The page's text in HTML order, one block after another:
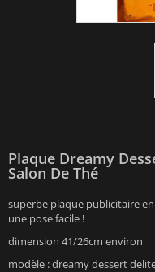
Plaque Dreamy
Salon De Thé
superbe plaque publicitaire
une pose facile !
dimension 41/26cm environ
modèle : dreamy dessert